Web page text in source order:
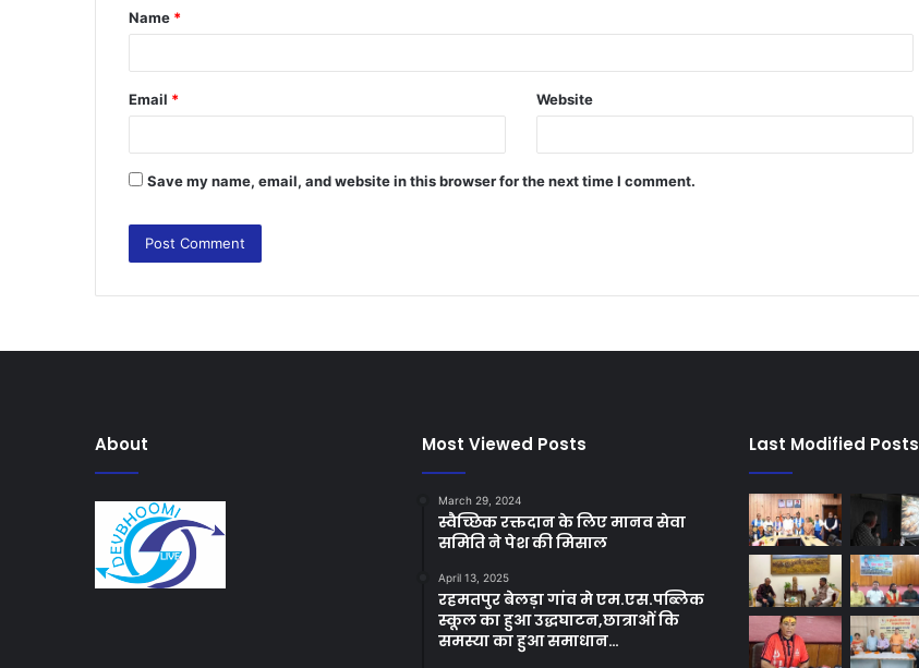
*
Name *
Email * Website
Save my name, email, and website in this browser for the next time I comment.
About Most Viewed Posts
March 29, 2024
स्वैच्छिक रक्तदान के लिए मानव सेवा
समिति ने पेश की मिसाल
April 13, 2025
रहमतपुर बेलड़ा गांव मे एम.एस.पब्लिक
स्कूल का हुआ उद्धघाटन,छात्राओं कि
समस्या का हुआ समाधान…
Last Modified Posts